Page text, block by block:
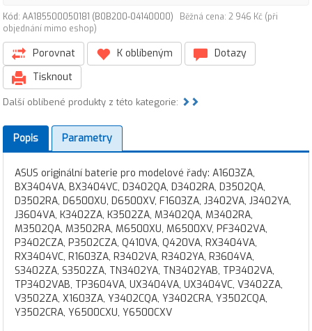
Kód: AA185500050181 (B0B200-04140000)
Běžná cena: 2 946 Kč (při
objednání mimo eshop)
Porovnat K oblíbeným
Dotazy
Tisknout
Další oblíbené produkty z této kategorie:
Popis Parametry
ASUS originální baterie pro modelové řady: A1603ZA,
BX3404VA, BX3404VC, D3402QA, D3402RA, D3502QA,
D3502RA, D6500XU, D6500XV, F1603ZA, J3402VA, J3402YA,
J3604VA, K3402ZA, K3502ZA, M3402QA, M3402RA,
M3502QA, M3502RA, M6500XU, M6500XV, PF3402VA,
P3402CZA, P3502CZA, Q410VA, Q420VA, RX3404VA,
RX3404VC, R1603ZA, R3402VA, R3402YA, R3604VA,
S3402ZA, S3502ZA, TN3402YA, TN3402YAB, TP3402VA,
TP3402VAB, TP3604VA, UX3404VA, UX3404VC, V3402ZA,
V3502ZA, X1603ZA, Y3402CQA, Y3402CRA, Y3502CQA,
Y3502CRA, Y6500CXU, Y6500CXV